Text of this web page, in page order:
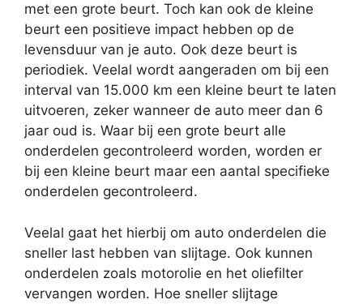
met een grote beurt. Toch kan ook de kleine
beurt een positieve impact hebben op de
levensduur van je auto. Ook deze beurt is
periodiek. Veelal wordt aangeraden om bij een
interval van 15.000 km een kleine beurt te laten
uitvoeren, zeker wanneer de auto meer dan 6
jaar oud is. Waar bij een grote beurt alle
onderdelen gecontroleerd worden, worden er
bij een kleine beurt maar een aantal specifieke
onderdelen gecontroleerd.
Veelal gaat het hierbij om auto onderdelen die
sneller last hebben van slijtage. Ook kunnen
onderdelen zoals motorolie en het oliefilter
vervangen worden. Hoe sneller slijtage